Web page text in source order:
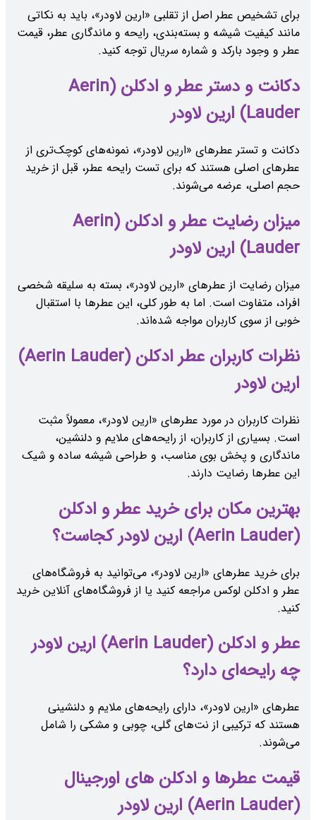
برای تشخیص عطر اصل از تقلبی «ارین لاودر»، باید به نکاتی
مانند کیفیت شیشه و بسته‌بندی، رایحه و ماندگاری عطر، قیمت
عطر و وجود بارکد و شماره سریال توجه کنید.
دکانت و دستر عطر و ادکلن (Aerin
Lauder) ارین لاودر
دکانت و تستر عطرهای «ارین لاودر»، نمونه‌های کوچک‌تری از
عطرهای اصلی هستند که برای تست رایحه عطر، قبل از خرید
حجم اصلی، عرضه می‌شوند.
میزان رضایت عطر و ادکلن (Aerin
Lauder) ارین لاودر
میزان رضایت از عطرهای «ارین لاودر»، بسته به سلیقه شخصی
افراد، متفاوت است. اما به طور کلی، این عطرها با استقبال
خوبی از سوی کاربران مواجه شده‌اند.
نظرات کاربران عطر ادکلن (Aerin Lauder)
ارین لاودر
نظرات کاربران در مورد عطرهای «ارین لاودر»، معمولاً مثبت
است. بسیاری از کاربران، از رایحه‌های ملایم و دلنشین،
ماندگاری و پخش بوی مناسب، و طراحی شیشه ساده و شیک
این عطرها رضایت دارند.
بهترین مکان برای خرید عطر و ادکلن
(Aerin Lauder) ارین لاودر کجاست؟
برای خرید عطرهای «ارین لاودر»، می‌توانید به فروشگاه‌های
عطر و ادکلن لوکس مراجعه کنید یا از فروشگاه‌های آنلاین خرید
کنید.
عطر و ادکلن (Aerin Lauder) ارین لاودر
چه رایحه‌ای دارد؟
عطرهای «ارین لاودر»، دارای رایحه‌های ملایم و دلنشینی
هستند که ترکیبی از نت‌های گلی، چوبی و مشکی را شامل
می‌شوند.
قیمت عطرها و ادکلن های اورجینال
(Aerin Lauder) ارین لاودر